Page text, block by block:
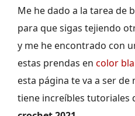
Me he dado a la tarea de
para que sigas tejiendo
y me he encontrado con
estas prendas en color
esta página te va a ser
tiene increíbles tutoriales